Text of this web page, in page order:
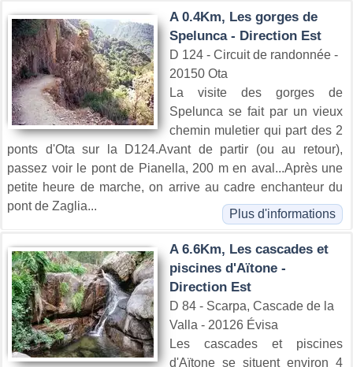
A 0.4Km, Les gorges de
Spelunca - Direction Est
D 124 - Circuit de randonnée -
20150 Ota
La visite des gorges de
Spelunca se fait par un vieux
chemin muletier qui part des 2
ponts d'Ota sur la D124.Avant de partir (ou au retour),
passez voir le pont de Pianella, 200 m en aval...Après une
petite heure de marche, on arrive au cadre enchanteur du
pont de Zaglia...
Plus d'informations
A 6.6Km, Les cascades et
piscines d'Aïtone -
Direction Est
D 84 - Scarpa, Cascade de la
Valla - 20126 Évisa
Les cascades et piscines
d'Aïtone se situent environ 4